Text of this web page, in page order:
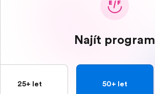
Najít program
25+ let 50+ let